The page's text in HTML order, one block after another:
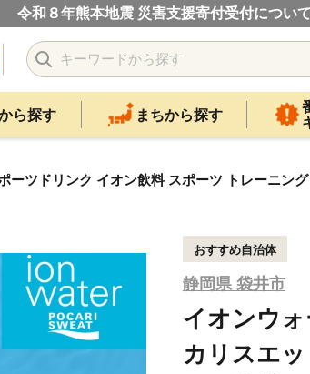
令和８年熊本地震 災害支援寄付受付について
ら探す まちから探す
ツドリンク イオン飲料 スポーツ トレーニン
おすすめ自治体
静岡県 袋井市
イオンウ
カリスエ